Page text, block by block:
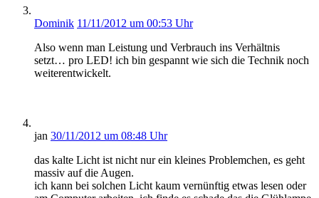
Dominik 11/11/2012 um 00:53 Uhr
Also wenn man Leistung und Verbrauch ins Verhältnis
setzt… pro LED! ich bin gespannt wie sich die Technik noch
weiterentwickelt.
jan 30/11/2012 um 08:48 Uhr
das kalte Licht ist nicht nur ein kleines Problemchen, es geht
massiv auf die Augen.
ich kann bei solchen Licht kaum vernünftig etwas lesen oder